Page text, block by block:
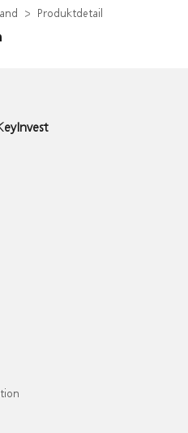
Produktdetail